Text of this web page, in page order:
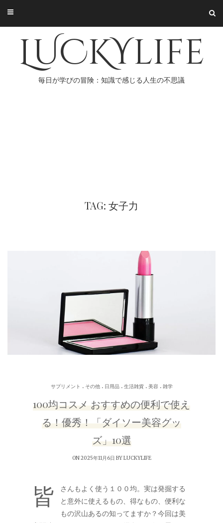
content
LUCKYlife
毎日が学びの冒険：知識で感じる人生の不思議
TAG: 女子力
サプリメント . その他. 日用品. 生活雑貨. 美容 . 雑学
100均コスメ おすすめの便利で使え
る！優秀！「ダイソー美容グッ
ズ」10選
ON 2025年11月6日 BYLUCKYLIFE
皆
さんもよく使う１００均。実は発掘する
と意外に使えるもの、得なもの、便利な
もの沢山あるの知ってますか？今回は美